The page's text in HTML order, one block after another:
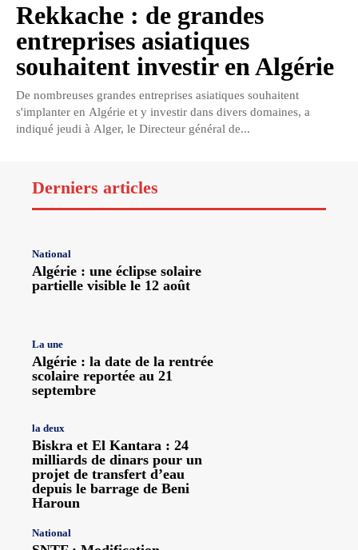
Rekkache : de grandes
entreprises asiatiques
souhaitent investir en Algérie
De nombreuses grandes entreprises asiatiques souhaitent
s'implanter en Algérie et y investir dans divers domaines, a
indiqué jeudi à Alger, le Directeur général de...
Derniers articles
National
Algérie : une éclipse solaire
partielle visible le 12 août
La une
Algérie : la date de la rentrée
scolaire reportée au 21
septembre
la deux
Biskra et El Kantara : 24
milliards de dinars pour un
projet de transfert d’eau
depuis le barrage de Beni
Haroun
National